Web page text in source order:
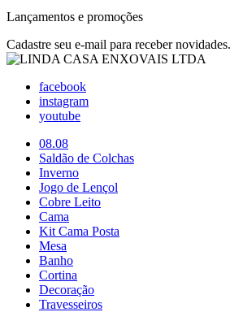
Lançamentos e promoções
Cadastre seu e-mail para receber novidades.
facebook
instagram
youtube
08.08
Saldão de Colchas
Inverno
Jogo de Lençol
Cobre Leito
Cama
Kit Cama Posta
Mesa
Banho
Cortina
Decoração
Travesseiros